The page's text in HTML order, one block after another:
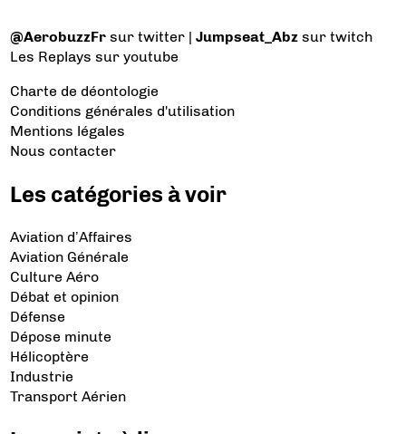
@AerobuzzFr sur twitter |Jumpseat_Abz sur twitch
Les Replays sur youtube
Charte de déontologie
Conditions générales d'utilisation
Mentions légales
Nous contacter
Les catégories à voir
Aviation d’Affaires
Aviation Générale
Culture Aéro
Débat et opinion
Défense
Dépose minute
Hélicoptère
Industrie
Transport Aérien